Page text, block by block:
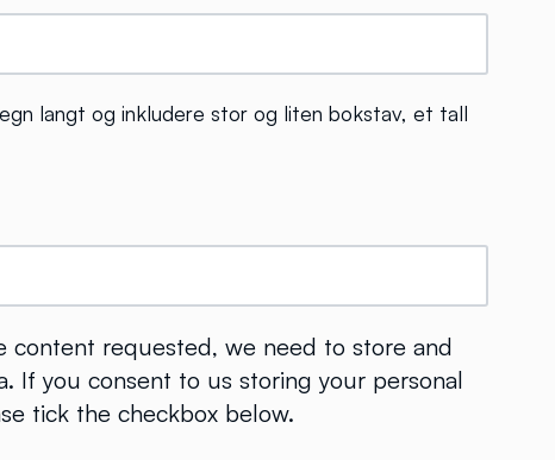
langt og inkludere stor og liten bokstav, et tall
content requested, we need to store and
If you consent to us storing your personal
tick the checkbox below.